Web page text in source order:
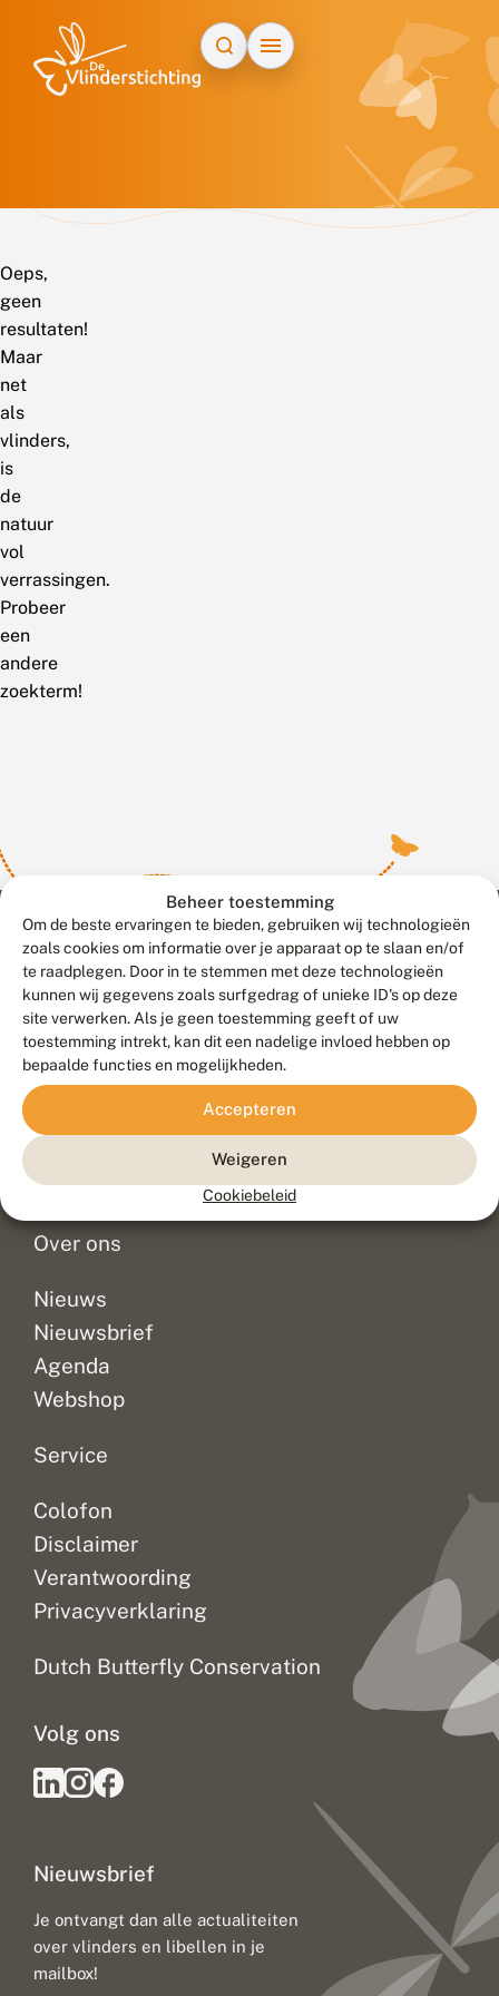
Beheer toestemming
Om de beste ervaringen te bieden, gebruiken wij technologieën
zoals cookies om informatie over je apparaat op te slaan en/of
te raadplegen. Door in te stemmen met deze technologieën
kunnen wij gegevens zoals surfgedrag of unieke ID's op deze
site verwerken. Als je geen toestemming geeft of uw
toestemming intrekt, kan dit een nadelige invloed hebben op
bepaalde functies en mogelijkheden.
Accepteren
Weigeren
Cookiebeleid
Oeps,
geen
resultaten!
Maar
net
als
vlinders,
is
de
natuur
vol
verrassingen.
Probeer
een
andere
zoekterm!
Contact
Veelgestelde vragen
Doneer
Over ons
Nieuws
Nieuwsbrief
Agenda
Webshop
Service
Colofon
Disclaimer
Verantwoording
Privacyverklaring
Dutch Butterfly Conservation
Nieuwsbrief
Je ontvangt dan alle actualiteiten
over vlinders en libellen in je
mailbox!
Volg ons
Meld waarnemingen© 2026 Vlinderstichting
Duurzaam ontwikkeld door
Go2People
, ontworpen door
Blue Field Agency
Privacy
Disclaimer
Sitemap